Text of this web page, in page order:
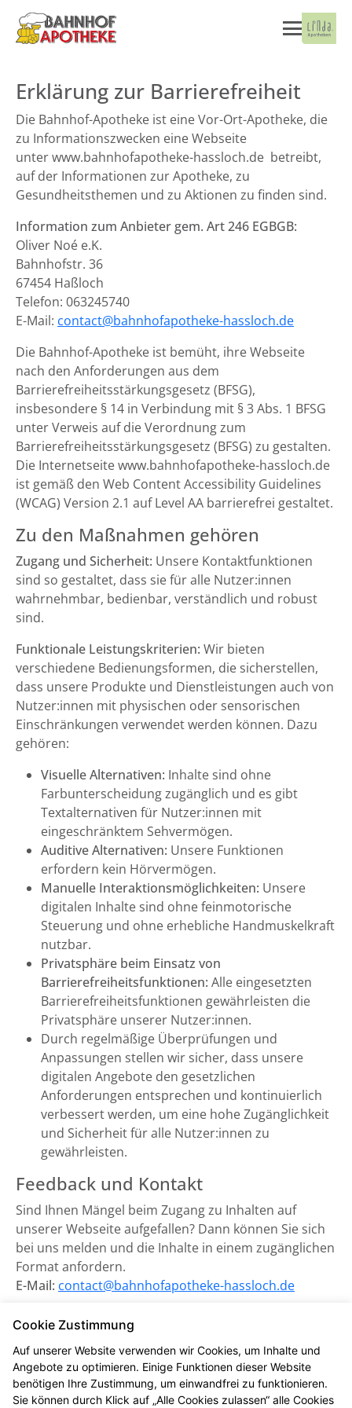
Erklärung zur Barrierefreiheit
Die Bahnhof-Apotheke ist eine Vor-Ort-Apotheke, die
zu Informationszwecken eine Webseite
unter www.bahnhofapotheke-hassloch.de betreibt,
auf der Informationen zur Apotheke, zu
Gesundheitsthemen und zu Aktionen zu finden sind.
Information zum Anbieter gem. Art 246 EGBGB:
Oliver Noé e.K.
Bahnhofstr. 36
67454 Haßloch
Telefon: 063245740
E-Mail: contact@bahnhofapotheke-hassloch.de
Die Bahnhof-Apotheke ist bemüht, ihre Webseite
nach den Anforderungen aus dem
Barrierefreiheitsstärkungsgesetz (BFSG),
insbesondere § 14 in Verbindung mit § 3 Abs. 1 BFSG
unter Verweis auf die Verordnung zum
Barrierefreiheitsstärkungsgesetz (BFSG) zu gestalten.
Die Internetseite www.bahnhofapotheke-hassloch.de
ist gemäß den Web Content Accessibility Guidelines
(WCAG) Version 2.1 auf Level AA barrierefrei gestaltet.
Zu den Maßnahmen gehören
Zugang und Sicherheit: Unsere Kontaktfunktionen
sind so gestaltet, dass sie für alle Nutzer:innen
wahrnehmbar, bedienbar, verständlich und robust
sind.
Funktionale Leistungskriterien: Wir bieten
verschiedene Bedienungsformen, die sicherstellen,
dass unsere Produkte und Dienstleistungen auch von
Nutzer:innen mit physischen oder sensorischen
Einschränkungen verwendet werden können. Dazu
gehören:
Visuelle Alternativen: Inhalte sind ohne
Farbunterscheidung zugänglich und es gibt
Textalternativen für Nutzer:innen mit
eingeschränktem Sehvermögen.
Auditive Alternativen: Unsere Funktionen
erfordern kein Hörvermögen.
Manuelle Interaktionsmöglichkeiten: Unsere
digitalen Inhalte sind ohne feinmotorische
Steuerung und ohne erhebliche Handmuskelkraft
nutzbar.
Privatsphäre beim Einsatz von
Barrierefreiheitsfunktionen: Alle eingesetzten
Barrierefreiheitsfunktionen gewährleisten die
Privatsphäre unserer Nutzer:innen.
Durch regelmäßige Überprüfungen und
Anpassungen stellen wir sicher, dass unsere
digitalen Angebote den gesetzlichen
Anforderungen entsprechen und kontinuierlich
verbessert werden, um eine hohe Zugänglichkeit
und Sicherheit für alle Nutzer:innen zu
gewährleisten.
Feedback und Kontakt
Sind Ihnen Mängel beim Zugang zu Inhalten auf
unserer Webseite aufgefallen? Dann können Sie sich
bei uns melden und die Inhalte in einem zugänglichen
Format anfordern.
E-Mail: contact@bahnhofapotheke-hassloch.de
Zuständige Marktüberwachungsbehörde:
Marktüberwachungsstelle der Länder für die
Barrierefreiheit von Produkten und Dienstleistungen
(MLBF) in Magdeburg, Sachsen-Anhalt.
Cookie Zustimmung
Auf unserer Website verwenden wir Cookies, um Inhalte und
Angebote zu optimieren. Einige Funktionen dieser Website
benötigen Ihre Zustimmung, um einwandfrei zu funktionieren.
Sie können durch Klick auf „Alle Cookies zulassen“ alle Cookies